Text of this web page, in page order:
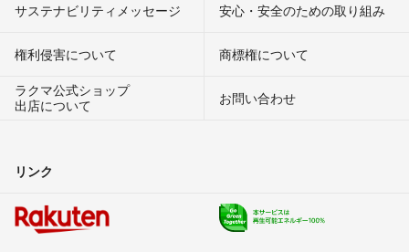
サステナビリティメッセージ 安心・安全のための取り組み
権利侵害について
商標権について
ラクマ公式ショップ
出店について
お問い合わせ
リンク